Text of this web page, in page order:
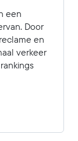
een
Door
en
verkeer